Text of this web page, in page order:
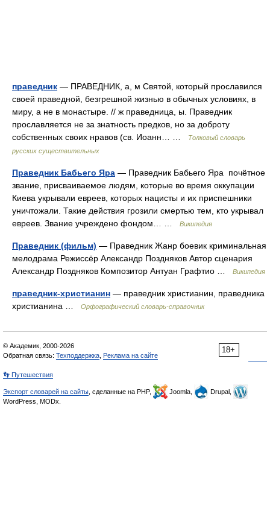
праведник — ПРАВЕДНИК, а, м Святой, который прославился
своей праведной, безгрешной жизнью в обычных условиях, в
миру, а не в монастыре. // ж праведница, ы. Праведник
прославляется не за знатность предков, но за доброту
собственных своих нравов (св. Иоанн… …
Толковый словарь
русских существительных
Праведник Бабьего Яра — Праведник Бабьего Яра почётное
звание, присваиваемое людям, которые во время оккупации
Киева укрывали евреев, которых нацисты и их приспешники
уничтожали. Такие действия грозили смертью тем, кто укрывал
евреев. Звание учреждено фондом… …
Википедия
Праведник (фильм) — Праведник Жанр боевик криминальная
мелодрама Режиссёр Александр Поздняков Автор сценария
Александр Поздняков Композитор Антуан Графтио …
Википедия
праведник-христианин — праведник христианин, праведника
христианина …
Орфографический словарь-справочник
18+
© Академик, 2000-2026
Обратная связь: Техподдержка Реклама на сайте
👣 Путешествия
Экспорт словарей на сайты , сделанные на PHP, Joomla,
Drupal,
WordPress, MODx.